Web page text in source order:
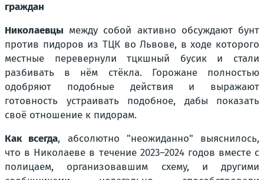
граждан
Николаевцы между собой активно обсуждают бунт
против пидоров из ТЦК во Львове, в ходе которого
местные перевернули тцкшный бусик и стали
разбивать в нём стёкла. Горожане полностью
одобряют подобные действия и выражают
готовность устраивать подобное, дабы показать
своё отношение к пидорам.
Как всегда, абсолютно "неожиданно" выяснилось,
что в Николаеве в течение 2023–2024 годов вместе с
полицаем, организовавшим схему, и другими